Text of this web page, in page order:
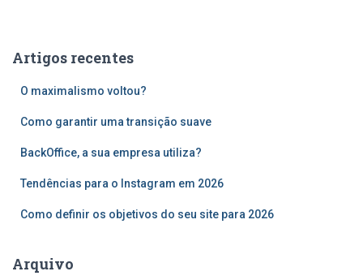
iArtigos recentes
O maximalismo voltou?
Como garantir uma transição suave
BackOffice, a sua empresa utiliza?
Tendências para o Instagram em 2026
Como definir os objetivos do seu site para 2026
Arquivo